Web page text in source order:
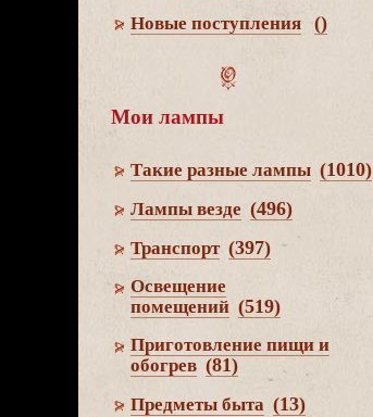
Новые поступления ()
Мои лампы
Такие разные лампы (1010)
Лампы везде (496)
Транспорт (397)
Освещение
помещений (519)
Приготовление пищи и
обогре (81)
Предметы быта (13)